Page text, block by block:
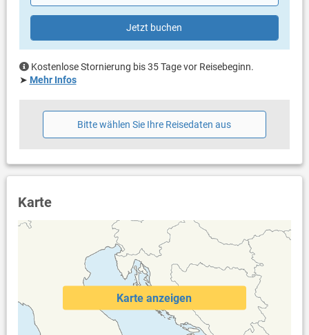
Jetzt buchen
Kostenlose Stornierung bis 35 Tage vor Reisebeginn.
➤ Mehr Infos
Bitte wählen Sie Ihre Reisedaten aus
Karte
Karte anzeigen